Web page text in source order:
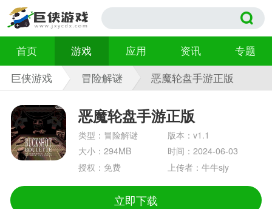
首页 游戏 应用 资讯
专题
巨侠游戏
冒险解谜
恶魔轮盘手游正版
恶魔轮盘手游正版
类型：冒险解谜
版本：v1.1
大小：294MB
时间：2024-06-03
授权：免费
上传者：牛牛sjy
立即下载